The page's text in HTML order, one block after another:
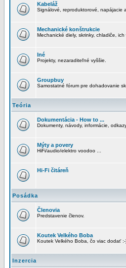
Kabeláž
Signálové, reproduktorové, napájacie
Mechanické konštrukcie
Mechanické diely, skrinky, chladiče,
Iné
Projekty, nezaraditeľné vyššie.
Groupbuy
Samostatné fórum pre dohadovanie
Teória
Dokumentácia - How to ...
Dokumenty, návody, informácie,
Mýty a povery
HiFi/audio/elektro voodoo ...
Hi-Fi čitáreň
Posádka
Členovia
Predstavenie členov.
Koutek Velkého Boba
Koutek Velkého Boba, čo viac dodať :-
Inzercia